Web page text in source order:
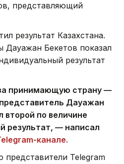
представляющий
результат Казахстана.
Дауажан Бекетов показал
результат
принимающую страну —
Дауажан
второй по величине
результат, — написал
канале.
Telegram